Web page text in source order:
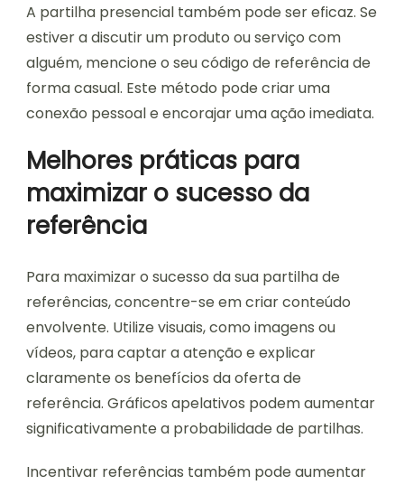
A partilha presencial também pode ser eficaz. Se
estiver a discutir um produto ou serviço com
alguém, mencione o seu código de referência de
forma casual. Este método pode criar uma
conexão pessoal e encorajar uma ação imediata.
Melhores práticas para
maximizar o sucesso da
referência
Para maximizar o sucesso da sua partilha de
referências, concentre-se em criar conteúdo
envolvente. Utilize visuais, como imagens ou
vídeos, para captar a atenção e explicar
claramente os benefícios da oferta de
referência. Gráficos apelativos podem aumentar
significativamente a probabilidade de partilhas.
Incentivar referências também pode aumentar